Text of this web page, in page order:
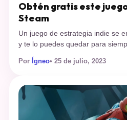
Obtén gratis este
Steam
Un juego de estrategia indie se
y te lo puedes quedar para
podemos obtener un juego
turno de Dungeon of the Endless
desarrollado por Amplitude
Por Ígneo• 25 de julio, 2023